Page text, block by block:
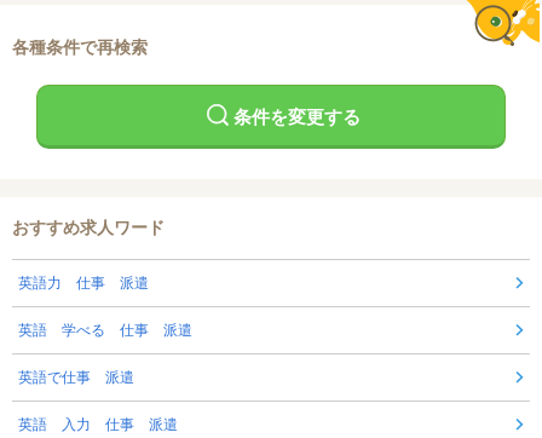
各種条件で再検索
条件を変更する
おすすめ求人ワード
英語力 仕事 派遣
英語 学べる 仕事 派遣
英語で仕事 派遣
英語 入力 仕事 派遣